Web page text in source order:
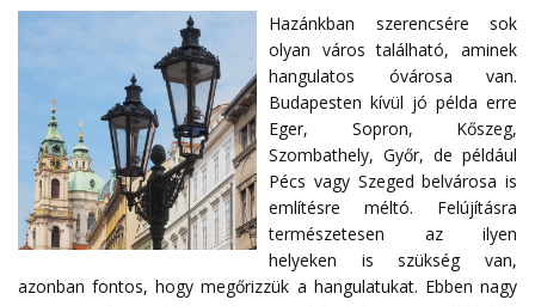
Hazánkban szerencsére sok
olyan város található, aminek
hangulatos óvárosa van.
Budapesten kívül jó példa erre
Eger, Sopron, Kőszeg,
Szombathely, Győr, de például
Pécs vagy Szeged belvárosa is
említésre méltó. Felújításra
természetesen az ilyen
helyeken is szükség van,
azonban fontos, hogy megőrizzük a hangulatukat. Ebben nagy